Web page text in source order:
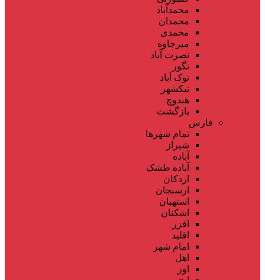
محمدآباد
محمدان
محمدی
میرجاوه
نصرت آباد
نگور
نوک آباد
نیکشهر
هیدوچ
بازگشت
فارس
تمام شهر‌ها
شیراز
آباده
آباده طشک
اردکان
ارسنجان
استهبان
اشکنان
افزر
اقلید
امام شهر
اهل
اوز